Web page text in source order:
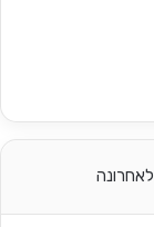
לאחרונה